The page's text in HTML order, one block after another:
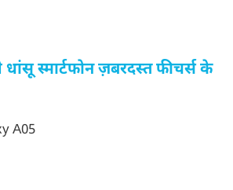
स्मार्टफोन ज़बरदस्त फीचर्स के